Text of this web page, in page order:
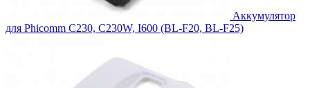
Аккумулятор
для Phicomm C230, C230W, I600 (BL-F20, BL-F25)